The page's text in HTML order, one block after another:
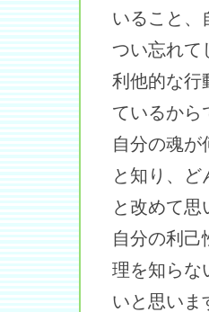
いること、
つい忘れて
利他的な行
ているから
自分の魂が
と知り、
と改めて思
自分の利己
理を知らな
いと思いま